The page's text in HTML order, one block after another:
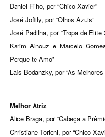
Daniel Filho, por “Chico Xavier”
José Joffily, por “Olhos Azuis”
José Padilha, por “Tropa de Elite
Karim Ainouz e Marcelo
Porque te Amo”
Laís Bodanzky, por “As
Melhor Atriz
Alice Braga, por “Cabeça a
Christiane Torloni, por “Chico